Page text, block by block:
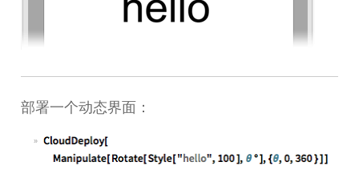
部署一个动态界面：